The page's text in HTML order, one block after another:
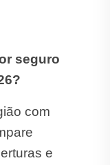
seguro
com
e